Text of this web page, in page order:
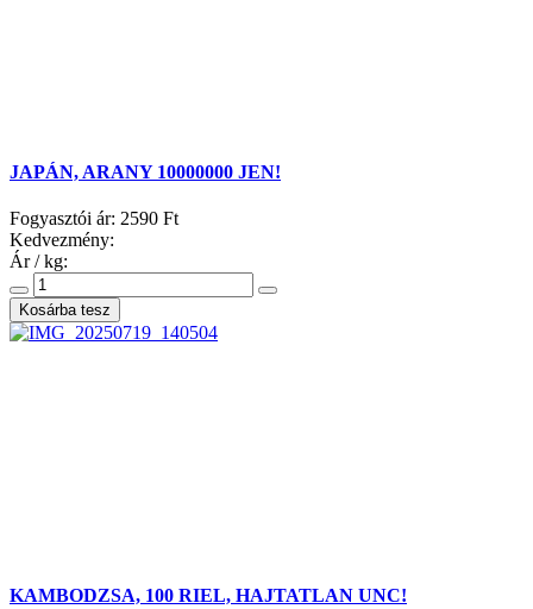
JAPÁN, ARANY 10000000 JEN!
Fogyasztói ár: 2590 Ft
Kedvezmény:
Ár / kg:
KAMBODZSA, 100 RIEL, HAJTATLAN UNC!